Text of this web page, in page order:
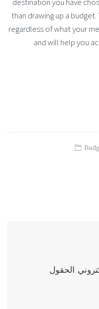
destination you have
than drawing up a
regardless of what your
and will help you
الحقول